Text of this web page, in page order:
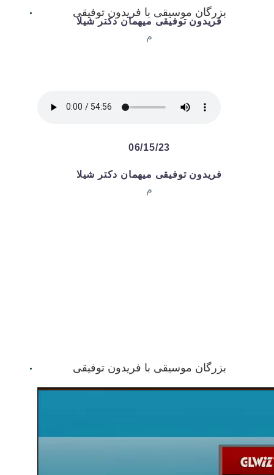
فریدون توفیقی میهمان دکتر شیلا
م
بزرگان موسیقی با فریدون توفیقی
06/15/23
فریدون توفیقی میهمان دکتر شیلا
م
بزرگان موسیقی با فریدون توفیقی